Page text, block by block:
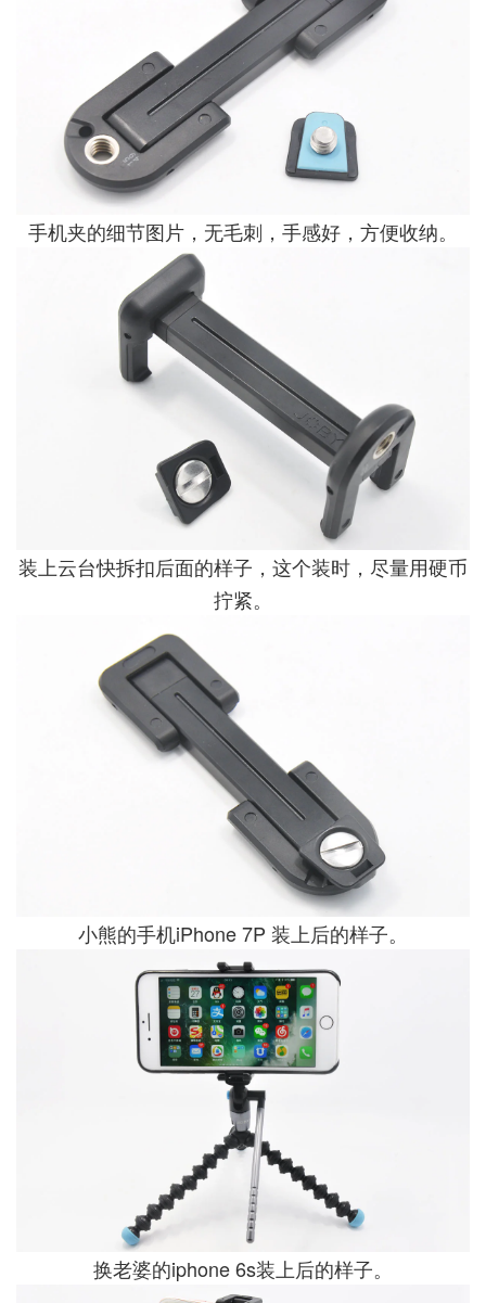
手机夹的细节图片，无毛刺，手感好，方便收纳。
装上云台快拆扣后面的样子，这个装时，尽量用硬币
拧紧。
小熊的手机iPhone 7P 装上后的样子。
换老婆的iphone 6s装上后的样子。